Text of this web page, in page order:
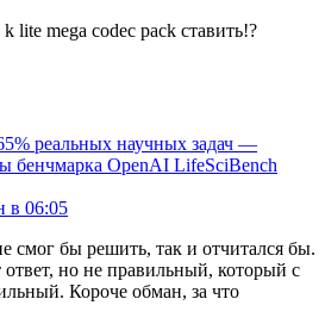
lite mega codec pack ставить!?
реальных научных задач —
бенчмарка OpenAI LifeSciBench
в 06:05
смог бы решить, так и отчитался бы.
но не правильный, который с
Короче обман, за что